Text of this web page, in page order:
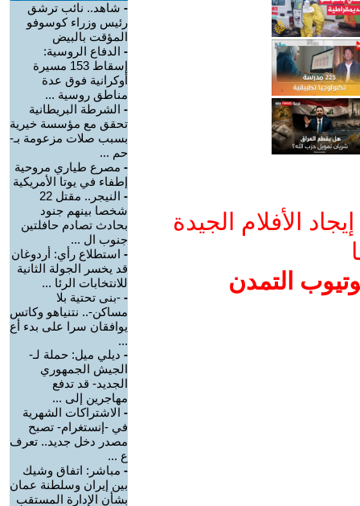
الأفلام الجيدة
التمدن
- شاهد.. نائب ترشق
رئيس وزراء كوسوفو
المؤقت بالبيض
- الدفاع الروسية:
إسقاط 153 مسيرة
أوكرانية فوق عدة
مناطق روسية ...
- الشرطة البريطانية
تحقق مع مؤسسة خيرية
بسبب صلات مزعومة بـ-
حم ...
- مصرع طياري مروحية
إطفاء في يوتا الأمريكية
-
النيجر.. مقتل 22
شخصا بينهم جنود
بحادث تصادم حافلتين
جنوب ال ...
- استطلاع رأي: أردوغان
قد يخسر الجولة الثانية
للانتخابات الرئا ...
- -بنى تحتية بلا
مساكن-.. نتنياهو وكاتس
يوافقان سرا على بدء أع
...
- ديلي ميل: حملة لـ-
الجيش الجمهوري
الجديد- قد تدفع
مهاجرين إلى ...
- الاشتراكات الشهرية
في -إنستغرام- تصبح
مصدر دخل جديد.. تعرف
ع ...
- مباشر: اتفاق وشيك
بين إيران وسلطنة عمان
بشأن الإدارة المستقب